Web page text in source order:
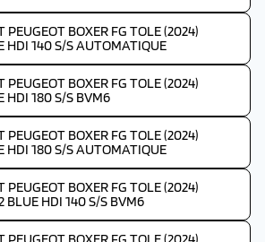
PEUGEOT BOXER FG TOLE (2024)
HDI 140 S/S AUTOMATIQUE
PEUGEOT BOXER FG TOLE (2024)
HDI 180 S/S BVM6
PEUGEOT BOXER FG TOLE (2024)
HDI 180 S/S AUTOMATIQUE
PEUGEOT BOXER FG TOLE (2024)
BLUE HDI 140 S/S BVM6